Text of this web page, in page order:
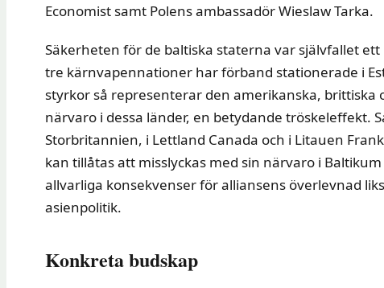
Economist samt Polens ambassadör Wieslaw Tarka.
Säkerheten för de baltiska staterna var självfallet
tre kärnvapennationer har förband stationerade i
styrkor så representerar den amerikanska,
närvaro i dessa länder, en betydande tröskeleffekt.
Storbritannien, i Lettland Canada och i Litauen
kan tillåtas att misslyckas med sin närvaro i
allvarliga konsekvenser för alliansens överlevnad
asienpolitik.
Konkreta budskap